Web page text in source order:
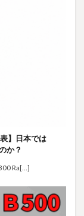
】日本では
か？
Ra[…]